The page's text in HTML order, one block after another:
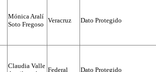
Mónica Aralí
Soto Fregoso
Veracruz Dato Protegido
Claudia Valle
Federal Dato Protegido